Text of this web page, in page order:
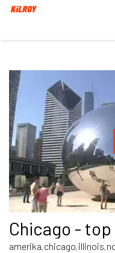
Chicago - top
amerika, chicago, illinois,